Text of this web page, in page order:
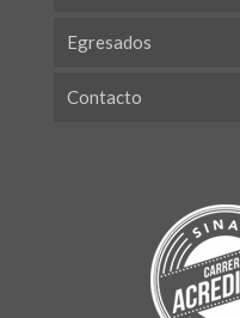
Egresados
Contacto